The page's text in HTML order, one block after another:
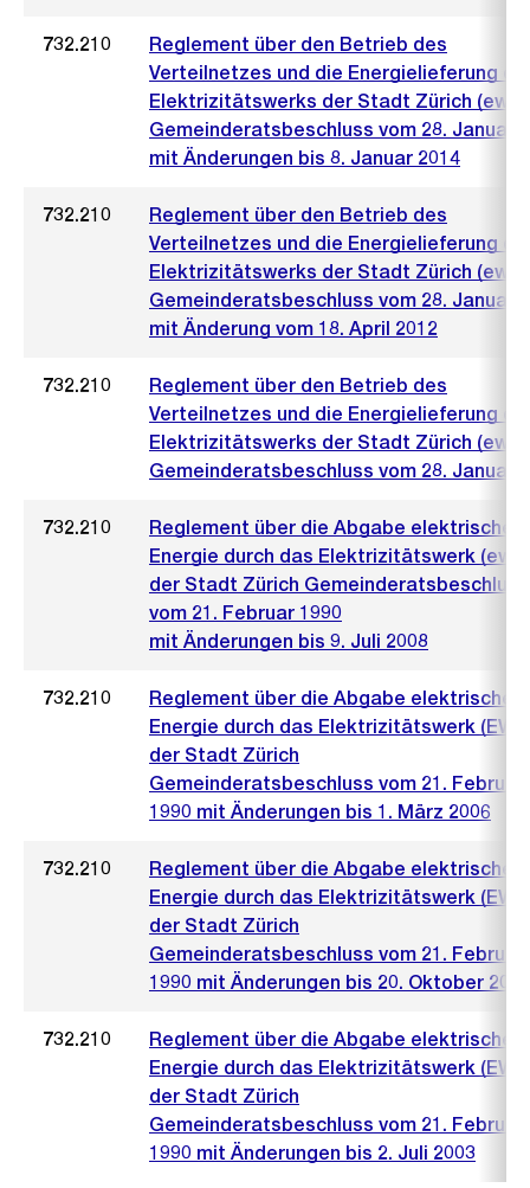
732.210
Reglement über den Betrieb des
Verteilnetzes und die Energielieferung
Elektrizitätswerks der Stadt Zürich (ewz)
Gemeinderatsbeschluss vom 28. Januar
mit Änderungen bis 8. Januar 2014
732.210
Reglement über den Betrieb des
Verteilnetzes und die Energielieferung
Elektrizitätswerks der Stadt Zürich (ewz)
Gemeinderatsbeschluss vom 28. Januar
mit Änderung vom 18. April 2012
732.210
Reglement über den Betrieb des
Verteilnetzes und die Energielieferung
Elektrizitätswerks der Stadt Zürich (ewz)
Gemeinderatsbeschluss vom 28. Januar
732.210
Reglement über die Abgabe elektrischer
Energie durch das Elektrizitätswerk
der Stadt Zürich Gemeinderatsbeschluss
vom 21. Februar 1990
mit Änderungen bis 9. Juli 2008
732.210
Reglement über die Abgabe elektrischer
Energie durch das Elektrizitätswerk
der Stadt Zürich
Gemeinderatsbeschluss vom 21. Februar
1990 mit Änderungen bis 1. März 2006
732.210
Reglement über die Abgabe elektrischer
Energie durch das Elektrizitätswerk
der Stadt Zürich
Gemeinderatsbeschluss vom 21. Februar
1990 mit Änderungen bis 20. Oktober 2004
732.210
Reglement über die Abgabe elektrischer
Energie durch das Elektrizitätswerk
der Stadt Zürich
Gemeinderatsbeschluss vom 21. Februar
1990 mit Änderungen bis 2. Juli 2003